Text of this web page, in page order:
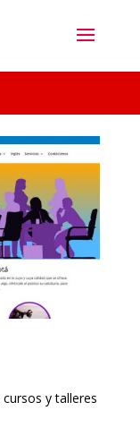
y talleres